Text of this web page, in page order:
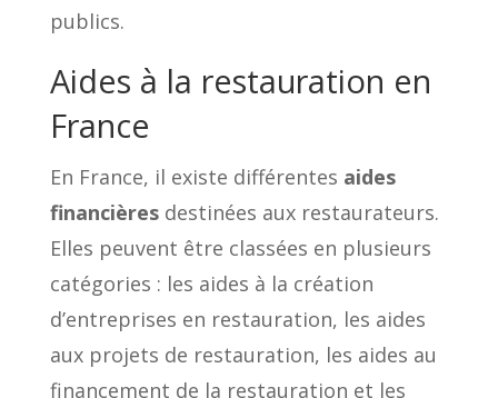
publics.
Aides à la restauration en
France
En France, il existe différentes aides
financièresdestinées aux restaurateurs.
Elles peuvent être classées en plusieurs
catégories : les aides à la création
d’entreprises en restauration, les aides
aux projets de restauration, les aides au
financement de la restauration et les